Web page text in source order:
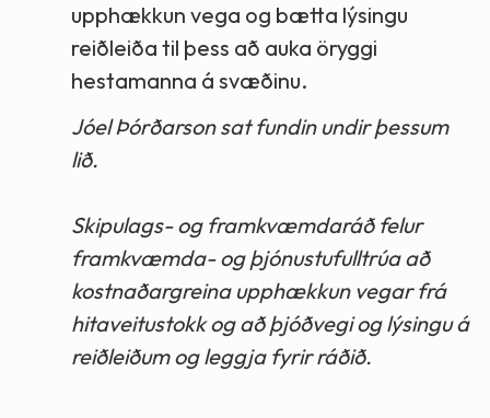
upphækkun vega og bætta lýsingu
reiðleiða til þess að auka öryggi
hestamanna á svæðinu.
Jóel Þórðarson sat fundin undir þessum
lið.
Skipulags- og framkvæmdaráð felur
framkvæmda- og þjónustufulltrúa að
kostnaðargreina upphækkun vegar frá
hitaveitustokk og að þjóðvegi og lýsingu á
reiðleiðum og leggja fyrir ráðið.